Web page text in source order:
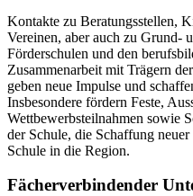
Kontakte zu Beratungsstellen,
Vereinen, aber auch zu Grund-
Förderschulen und den
Zusammenarbeit mit Trägern
geben neue Impulse und
Insbesondere fördern Feste,
Wettbewerbsteilnahmen sowie
der Schule, die Schaffung
Schule in die Region.
Fächerverbindender